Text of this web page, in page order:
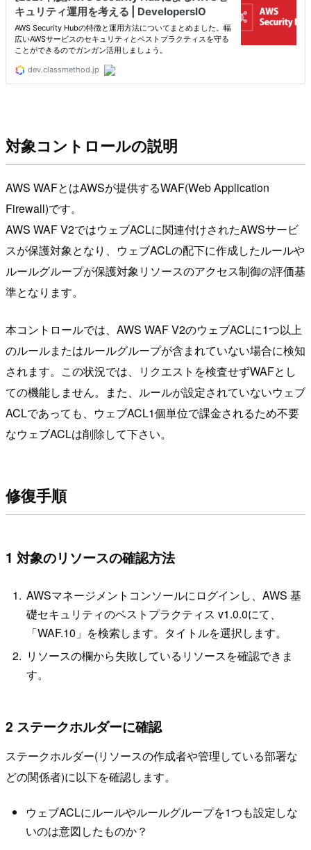
対象コントロールの説明
AWS WAFとはAWSが提供するWAF(Web Application
Firewall)です。
AWS WAF V2ではウェブACLに関連付けされたAWSサービ
スが保護対象となり、ウェブACLの配下に作成したルールや
ルールグループが保護対象リソースのアクセス制御の評価基
準となります。
本コントロールでは、AWS WAF V2のウェブACLに1つ以上
のルールまたはルールグループが含まれていない場合に検知
されます。この状況では、リクエストを検査せずWAFとし
ての機能しません。また、ルールが設定されていないウェブ
ACLであっても、ウェブACL1個単位で課金されるため不要
なウェブACLは削除して下さい。
修復手順
1 対象のリソースの確認方法
AWSマネージメントコンソールにログインし、AWS 基
礎セキュリティのベストプラクティス v1.0.0にて、
「WAF.10」を検索します。タイトルを選択します。
リソースの欄から失敗しているリソースを確認できま
す。
2 ステークホルダーに確認
ステークホルダー(リソースの作成者や管理している部署な
どの関係者)に以下を確認します。
ウェブACLにルールやルールグループを1つも設定しな
いのは意図したものか？